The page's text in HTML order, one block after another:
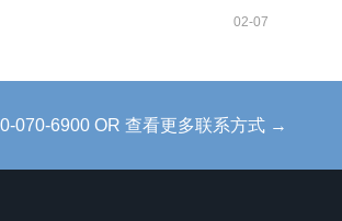
02-07
070-6900 OR 查看更多联系方式 →